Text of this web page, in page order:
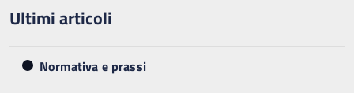
Ultimi articoli
Normativa e prassi